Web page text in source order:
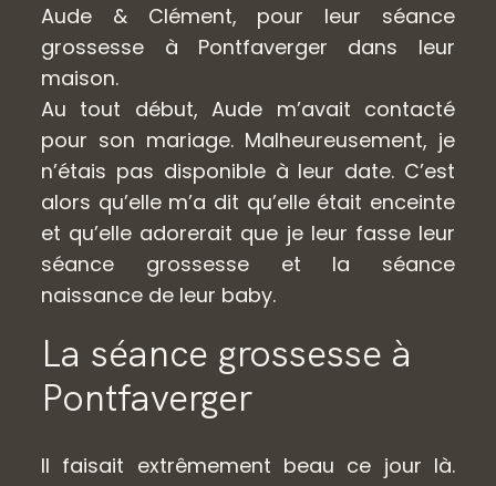
Aude & Clément, pour leur séance
grossesse à Pontfaverger dans leur
maison.
Au tout début, Aude m’avait contacté
pour son mariage. Malheureusement, je
n’étais pas disponible à leur date. C’est
alors qu’elle m’a dit qu’elle était enceinte
et qu’elle adorerait que je leur fasse leur
séance grossesse et la séance
naissance de leur baby.
La séance grossesse à
Pontfaverger
Il faisait extrêmement beau ce jour là.